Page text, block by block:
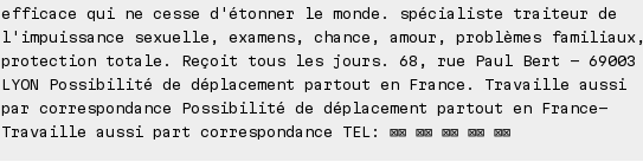
efficace qui ne cesse d'étonner le monde. spécialiste traiteur de
l'impuissance sexuelle, examens, chance, amour, problèmes familiaux,
protection totale. Reçoit tous les jours. 68, rue Paul Bert - 69003
LYON Possibilité de déplacement partout en France. Travaille aussi
par correspondance Possibilité de déplacement partout en France-
Travaille aussi part correspondance TEL: ⊠⊠ ⊠⊠ ⊠⊠ ⊠⊠ ⊠⊠